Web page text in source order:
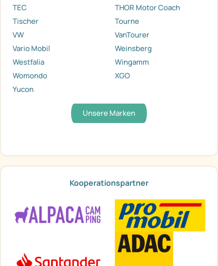
TEC
THOR Motor Coach
Tischer
Tourne
VW
VanTourer
Vario Mobil
Weinsberg
Westfalia
Wingamm
Womondo
XGO
Yucon
Unsere Marken
Kooperationspartner